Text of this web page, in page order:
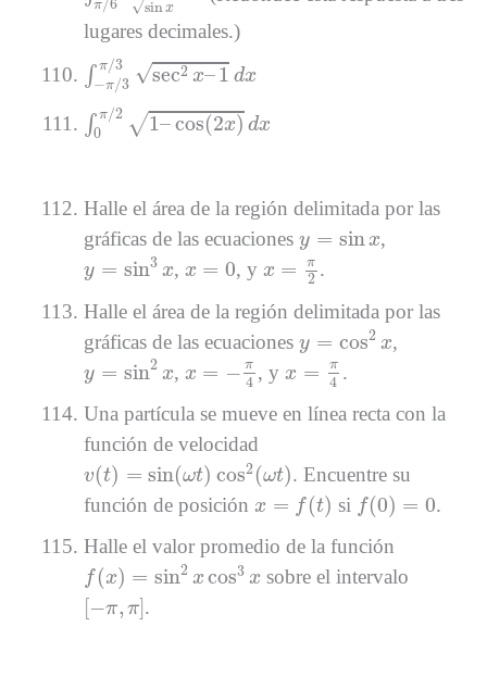
π √sinx
lugares decimales.)
∫ π/3
−π/3 √sec2 x–1 dx
−π/3 3sec2x–1
∫ π/2
0
√1–cos(2x) dx
0π/2 –cos(2x)dx
Halle el área de la región delimitada por las
gráficas de las ecuacionesy = sinx
y sinx ,
y = sin3 x
y 3 x , x = 0
x= , y x = π
2
2 .
Halle el área de la región delimitada por las
gráficas de las ecuacionesy = cos2 x
x ,
y = sin2 x
y 2 x , x = − π
4 , yx = π
4
4
.
Una partícula se mueve en línea recta con la
función de velocidad
v(t) = sin(ωt) cos2 (ωt)
(t) ( t cos ω t)
. Encuentre su
función de posiciónx = f (t)
) si f(0) = 0
f(0)=
.
Halle el valor promedio de la función
f(x) = sin2 x cos3 x
f(x = 2x cos sobre el intervalo
[−π, π]
[ .